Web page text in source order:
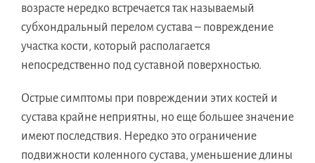
возрасте нередко встречается так называемый
субхондральный перелом сустава – повреждение
участка кости, который располагается
непосредственно под суставной поверхностью.
Острые симптомы при повреждении этих костей и
сустава крайне неприятны, но еще большее значение
имеют последствия. Нередко это ограничение
подвижности коленного сустава, уменьшение длины